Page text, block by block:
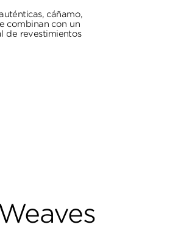
cáñamo,
combinan con un
de revestimientos